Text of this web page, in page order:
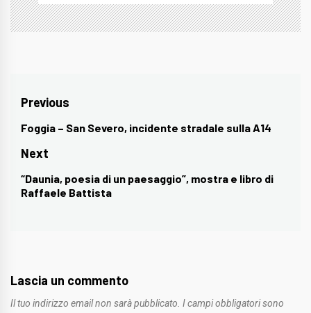
Navigazione
articoli
Previous
Previous
post:
Foggia – San Severo, incidente stradale sulla A14
Next
Next
post:
“Daunia, poesia di un paesaggio”, mostra e libro di
Raffaele Battista
Lascia un commento
Il tuo indirizzo email non sarà pubblicato. I campi obbligatori sono